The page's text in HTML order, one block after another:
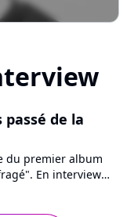
passé de la
du premier album
En interview
se livre en toute